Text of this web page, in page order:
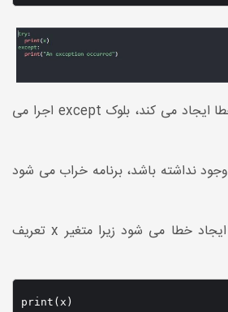
از آن جا که بلوک try خطا ایجاد می کند، بلوک except اجرا می
در صورتی که بلوک try وجود نداشته باشد، برنامه خراب می شود
مثال: این عبارت باعث ایجاد خطا می شود زیرا متغیر x تعریف
print(x)